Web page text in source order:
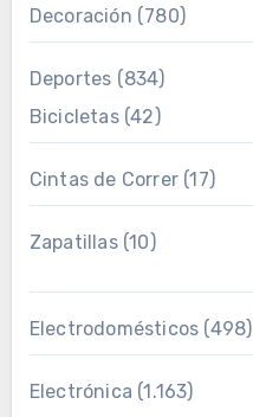
Decoración (780)
Deportes (834)
Bicicletas(42)
Cintas de Correr(17)
Zapatillas(10)
Electrodomésticos (498)
Electrónica (1.163)